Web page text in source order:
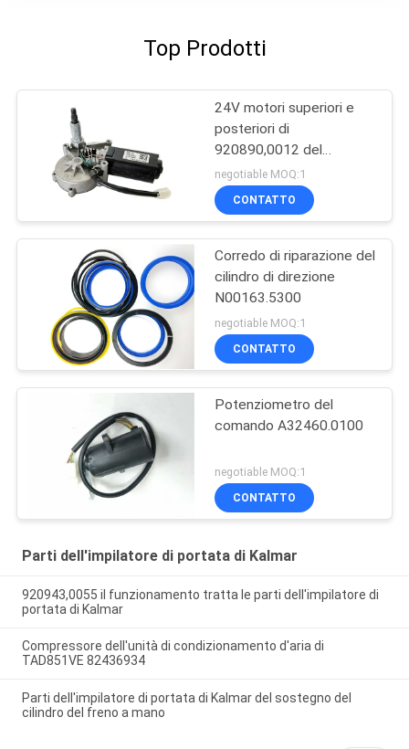
Top Prodotti
24V motori superiori e
posteriori di
920890,0012 del
tergicristallo
negotiable MOQ:1
CONTATTO
Corredo di riparazione del
cilindro di direzione
N00163.5300
negotiable MOQ:1
CONTATTO
Potenziometro del
comando A32460.0100
negotiable MOQ:1
CONTATTO
Parti dell'impilatore di portata di Kalmar
920943,0055 il funzionamento tratta le parti dell'impilatore di
portata di Kalmar
Compressore dell'unità di condizionamento d'aria di
TAD851VE 82436934
Parti dell'impilatore di portata di Kalmar del sostegno del
cilindro del freno a mano